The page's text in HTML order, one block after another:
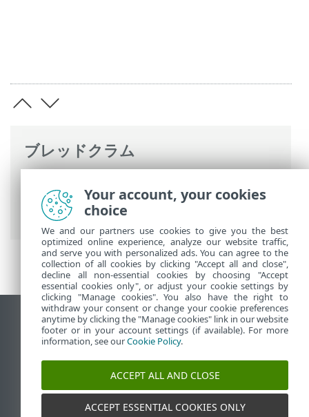
ブレッドクラム
Security for Linux>設定>保護 >Webア
クセス保護> HTTPSトラフィック検査
デスクトップサイトの表示
End of Life
ESETナレッジベース
ESETフォーラム
ESET Status Portal
Your account, your cookies
choice
We and our partners use cookies to give you the best
optimized online experience, analyze our website traffic,
and serve you with personalized ads. You can agree to the
collection of all cookies by clicking "Accept all and close",
decline all non-essential cookies by choosing "Accept
essential cookies only", or adjust your cookie settings by
clicking "Manage cookies". You also have the right to
withdraw your consent or change your cookie preferences
anytime by clicking the "Manage cookies" link in our website
footer or in your account settings (if available). For more
information, see ourCookie Policy.
ACCEPT ALL AND CLOSE
ACCEPT ESSENTIAL COOKIES ONLY